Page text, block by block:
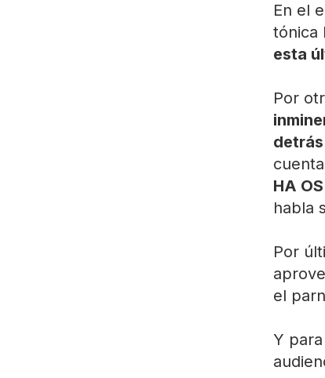
En el
tónica
esta
Por
HA
habla
Por
el
Y